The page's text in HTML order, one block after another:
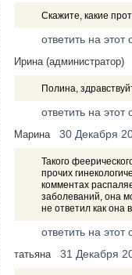
Скажите, какие
ответить на этот
Ирина (администратор)
Полина,
ответить на этот
Марина 30 Декабря
Такого
прочих
комментах
заболеваний, она
не ответил как она
ответить на этот
татьяна 31 Декабря